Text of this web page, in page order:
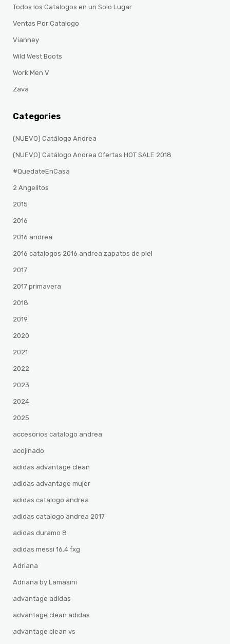
Todos los Catalogos en un Solo Lugar
Ventas Por Catalogo
Vianney
Wild West Boots
Work Men V
Zava
Categories
(NUEVO) Catálogo Andrea
(NUEVO) Catálogo Andrea Ofertas HOT SALE 2018
#QuedateEnCasa
2 Angelitos
2015
2016
2016 andrea
2016 catalogos 2016 andrea zapatos de piel
2017
2017 primavera
2018
2019
2020
2021
2022
2023
2024
2025
accesorios catalogo andrea
acojinado
adidas advantage clean
adidas advantage mujer
adidas catalogo andrea
adidas catalogo andrea 2017
adidas duramo 8
adidas messi 16.4 fxg
Adriana
Adriana by Lamasini
advantage adidas
advantage clean adidas
advantage clean vs